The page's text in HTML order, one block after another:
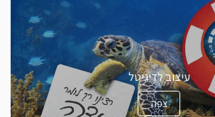
עיצוב לדיגיטל
צפה